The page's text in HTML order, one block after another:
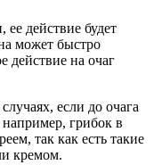
действие будет
может быстро
действие на очаг
если до очага
например, грибок в
так как есть такие
кремом.